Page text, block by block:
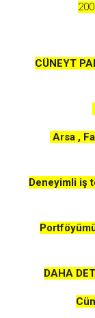
CÜNEYT
Arsa ,
Deneyimli iş
DAHA